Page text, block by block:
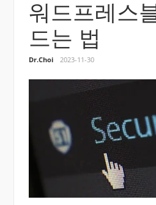
워드프레스
드는 법
Dr.Choi 2023-11-30